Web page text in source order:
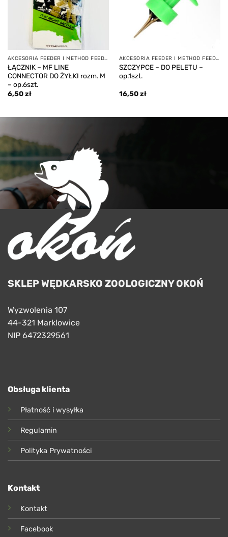
AKCESORIA FEEDER I METHOD FEEDER
ŁĄCZNIK – MF LINE
CONNECTOR DO ŻYŁKI rozm. M
– op.6szt.
6,50zł
AKCESORIA FEEDER I METHOD FEEDER
SZCZYPCE – DO PELETU –
op.1szt.
16,50zł
SKLEP WĘDKARSKO ZOOLOGICZNY OKOŃ
Wyzwolenia 107
44-321 Marklowice
NIP 6472329561
Obsługa klienta
Płatność i wysyłka
Regulamin
Polityka Prywatności
Kontakt
Kontakt
Facebook